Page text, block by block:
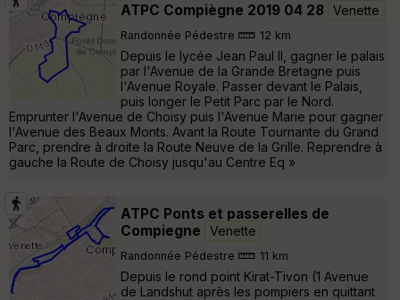
ATPC Compiègne 2019 04 28 Venette
Randonnée Pédestre 12 km
Depuis le lycée Jean Paul II, gagner le palais
par l'Avenue de la Grande Bretagne puis
l'Avenue Royale. Passer devant le Palais,
puis longer le Petit Parc par le Nord.
Emprunter l'Avenue de Choisy puis l'Avenue Marie pour gagner
l'Avenue des Beaux Monts. Avant la Route Tournante du Grand
Parc, prendre à droite la Route Neuve de la Grille. Reprendre à
gauche la Route de Choisy jusqu'au Centre Eq »
ATPC Ponts et passerelles de
Compiegne
Venette
Randonnée Pédestre 11 km
Depuis le rond point Kirat-Tivon (1 Avenue
de Landshut après les pompiers en quittant